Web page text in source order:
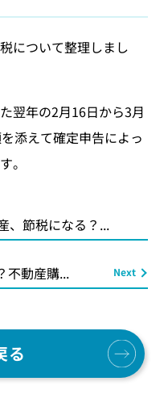
について整理しまし
翌年の2月16日から3月
添えて確定申告によっ
。
、節税になる？...
不動産購...
る